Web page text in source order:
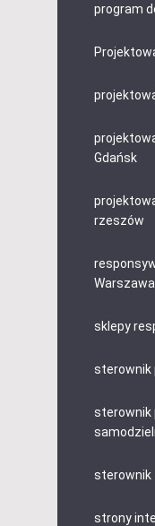
program
Gdańsk
rzeszów
Warszawa
sklepy
sterownik
sterownik
sterownik
strony